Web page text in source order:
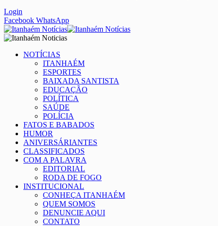
Login
Facebook WhatsApp
NOTÍCIAS
ITANHAÉM
ESPORTES
BAIXADA SANTISTA
EDUCAÇÃO
POLÍTICA
SAÚDE
POLÍCIA
FATOS E BABADOS
HUMOR
ANIVERSÁRIANTES
CLASSIFICADOS
COM A PALAVRA
EDITORIAL
RODA DE FOGO
INSTITUCIONAL
CONHEÇA ITANHAÉM
QUEM SOMOS
DENUNCIE AQUI
CONTATO